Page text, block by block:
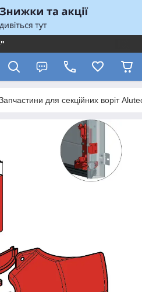
для секційних воріт